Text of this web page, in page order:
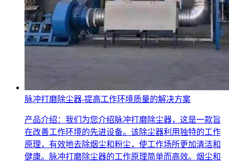
脉冲打磨除尘器-提高工作环境质量的解决方案
产品介绍：我们为您介绍脉冲打磨除尘器，这是一款旨
在改善工作环境的先进设备。该除尘器利用独特的工作
原理，有效地去除烟尘和粉尘，使工作场所更加清洁和
健康。脉冲打磨除尘器的工作原理简单而高效。烟尘和